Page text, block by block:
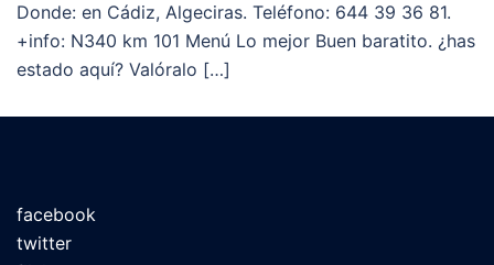
Donde: en Cádiz, Algeciras. Teléfono: 644 39 36 81.
+info: N340 km 101 Menú Lo mejor Buen baratito. ¿has
estado aquí? Valóralo […]
facebook
twitter